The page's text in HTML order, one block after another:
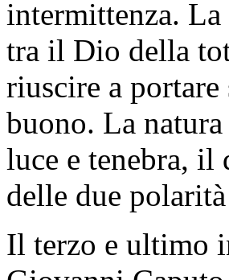
intermittenza.
tra il Dio della
riuscire a
buono. La
luce e tenebra, il
delle due
Il terzo e ultimo